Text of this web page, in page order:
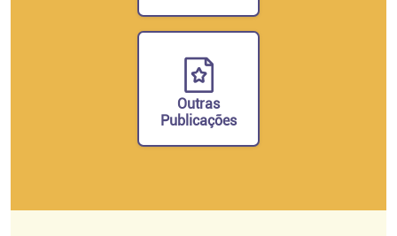
Outras
Publicações